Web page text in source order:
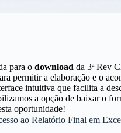
para o download da 3ª Rev
permitir a elaboração e o
intuitiva que facilita a
a opção de baixar o
oportunidade!
ao Relatório Final em